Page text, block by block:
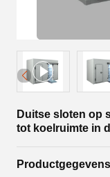
Duitse sloten op
tot koelruimte in
Productgegevens